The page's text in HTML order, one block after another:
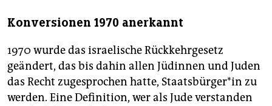
Konversionen 1970 anerkannt
1970 wurde das israelische Rückkehrgesetz
geändert, das bis dahin allen Jüdinnen und Juden
das Recht zugesprochen hatte, Staats­bür­ge­r*in zu
werden. Eine Definition, wer als Jude verstanden